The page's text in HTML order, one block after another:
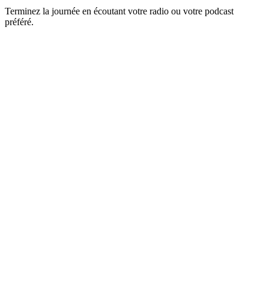
Terminez la journée en écoutant votre radio ou votre podcast
préféré.